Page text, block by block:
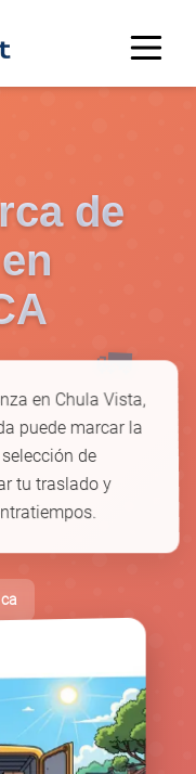
🚛
🚚
de
en Chula Vista,
puede marcar la
de
tu traslado y